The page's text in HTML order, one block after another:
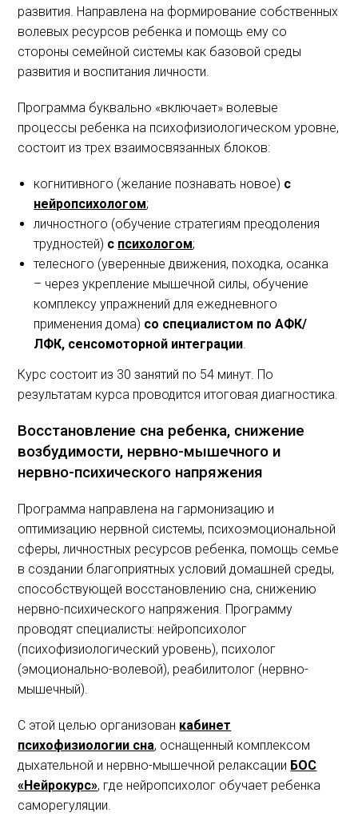
развития. Направлена на формирование собственных
волевых ресурсов ребенка и помощь ему со
стороны семейной системы как базовой среды
развития и воспитания личности.
Программа буквально «включает» волевые
процессы ребенка на психофизиологическом уровне,
состоит из трех взаимосвязанных блоков:
когнитивного (желание познавать новое) с
нейропсихологом;
личностного (обучение стратегиям преодоления
трудностей) с психологом;
телесного (уверенные движения, походка, осанка
– через укрепление мышечной силы, обучение
комплексу упражнений для ежедневного
применения дома) со специалистом по АФК/
ЛФК, сенсомоторной интеграции.
Курс состоит из 30 занятий по 54 минут. По
результатам курса проводится итоговая диагностика.
Восстановление сна ребенка, снижение
возбудимости, нервно-мышечного и
нервно-психического напряжения
Программа направлена на гармонизацию и
оптимизацию нервной системы, психоэмоциональной
сферы, личностных ресурсов ребенка, помощь семье
в создании благоприятных условий домашней среды,
способствующей восстановлению сна, снижению
нервно-психического напряжения. Программу
проводят специалисты: нейропсихолог
(психофизиологический уровень), психолог
(эмоционально-волевой), реабилитолог (нервно-
мышечный).
С этой целью организован кабинет
психофизиологии сна, оснащенный комплексом
дыхательной и нервно-мышечной релаксации БОС
«Нейрокурс», где нейропсихолог обучает ребенка
саморегуляции.